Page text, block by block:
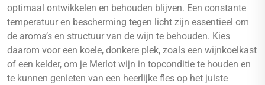
optimaal ontwikkelen en behouden blijven. Een constante
temperatuur en bescherming tegen licht zijn essentieel om
de aroma’s en structuur van de wijn te behouden. Kies
daarom voor een koele, donkere plek, zoals een wijnkoelkast
of een kelder, om je Merlot wijn in topconditie te houden en
te kunnen genieten van een heerlijke fles op het juiste